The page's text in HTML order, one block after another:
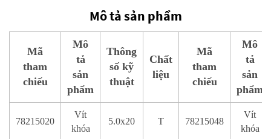
Mô tả sản phẩm
Mã
tham
chiếu
Mô
tả
sản
phẩm
Thông
số kỹ
thuật
Chất
liệu
Mã
tham
chiếu
Mô
tả
sản
phẩm
78215020
Vít
khóa
5.0x20 T 78215048
Vít
khóa